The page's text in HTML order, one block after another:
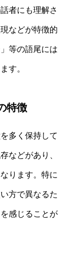
者にも理解さ
などが特徴的
等の語尾には
す。
特徴
多く保持して
などがあり、
ります。特に
方で異なるた
感じることが